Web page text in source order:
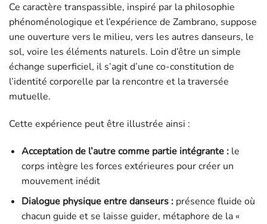
Ce caractère transpassible, inspiré par la philosophie
phénoménologique et l’expérience de Zambrano, suppose
une ouverture vers le milieu, vers les autres danseurs, le
sol, voire les éléments naturels. Loin d’être un simple
échange superficiel, il s’agit d’une co-constitution de
l’identité corporelle par la rencontre et la traversée
mutuelle.
Cette expérience peut être illustrée ainsi :
Acceptation de l’autre comme partie intégrante :le
corps intègre les forces extérieures pour créer un
mouvement inédit
Dialogue physique entre danseurs :présence fluide où
chacun guide et se laisse guider, métaphore de la «